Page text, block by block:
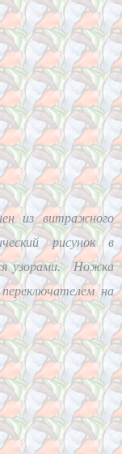
из витражного
рисунок в
узорами. Ножка
на